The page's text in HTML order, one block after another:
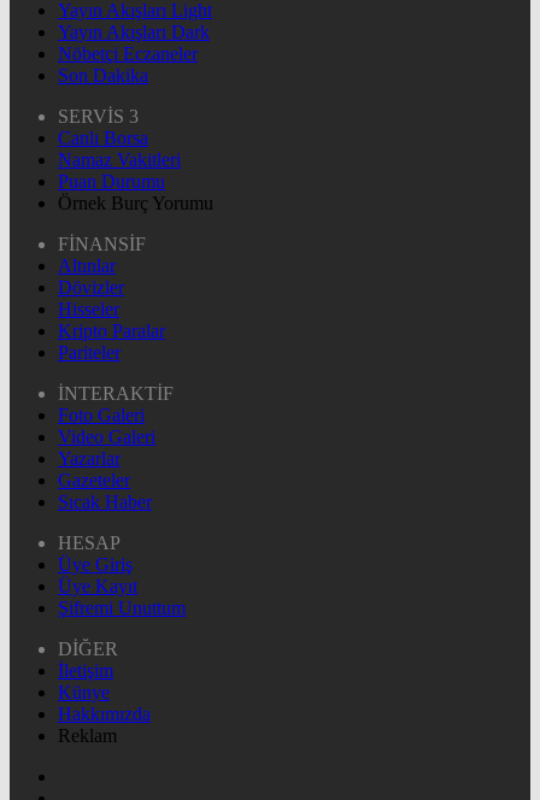
Yayın Akışları Light
Yayın Akışları Dark
Nöbetçi Eczaneler
Son Dakika
SERVİS 3
Canlı Borsa
Namaz Vakitleri
Puan Durumu
Örnek Burç Yorumu
FİNANSİF
Altınlar
Dövizler
Hisseler
Kripto Paralar
Pariteler
İNTERAKTİF
Foto Galeri
Video Galeri
Yazarlar
Gazeteler
Sıcak Haber
HESAP
Üye Giriş
Üye Kayıt
Şifremi Unuttum
DİĞER
İletişim
Künye
Hakkımızda
Reklam